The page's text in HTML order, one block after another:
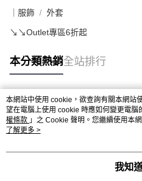
｜服飾 外套
↘️↘️Outlet專區6折起
本分類熱銷全站排行
熱門標籤
本網站中使用 cookie，欲查詢有關本網站
望在電腦上使用 cookie 時應如何變更電腦
權條款 」之 Cookie 聲明。您繼續使用本
用條款之 Cookie 聲明使用 cookie。
了解更多 >
我知